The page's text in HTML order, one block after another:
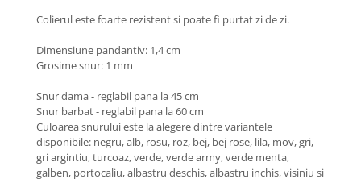
BRĂȚĂRI CU ȘNUR REGLABIL
Brățări din Argint cu șnur reglabil
Brățări din Aur cu pietre
semiprețioase
Brățări din Argint cu pietre
semiprețioase
Brățări elastice cu pietre
Colierul este foarte rezistent si poate fi purtat zi de zi.
Dimensiune pandantiv: 1,4 cm
Grosime snur: 1 mm
Snur dama - reglabil pana la 45 cm
Snur barbat - reglabil pana la 60 cm
Culoarea snurului este la alegere dintre variantele
disponibile: negru, alb, rosu, roz, bej, bej rose, lila, mov, gri,
gri argintiu, turcoaz, verde, verde army, verde menta,
galben, portocaliu, albastru deschis, albastru inchis, visiniu si